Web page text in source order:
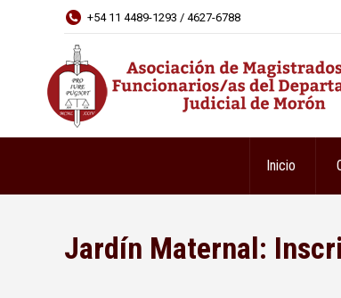
+54 11 4489-1293 / 4627-6788
Inicio
Jardín Maternal: